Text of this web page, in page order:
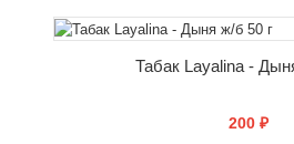
СООБЩИТЬ О
Табак Layalina -
200 ₽